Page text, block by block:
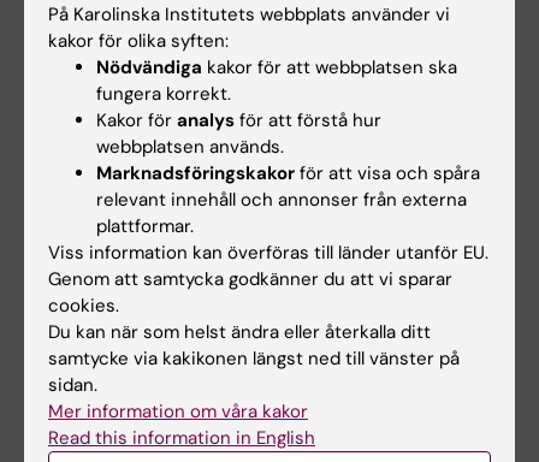
ARTICLE:EUROPEAN JOURNAL OF PAIN.
2002;6(5):375-385
Prevalence of pain in general practice
Hasselström J; Liu-Palmgren J; Rasjö-Wrååk G
Alla övriga publikationer
DOCTORAL THESIS:2020
Redesigning an emergency department for
interprofessional teamwork : a longitudinal
evaluation of the impact on patient flow and
team behaviour
Liu J
På Karolinska Institutets webbplats använder vi
kakor för olika syften:
Nödvändiga kakor för att webbplatsen ska
fungera korrekt.
Kakor för analys för att förstå hur
webbplatsen används.
Marknadsföringskakor för att visa och spåra
relevant innehåll och annonser från externa
plattformar.
Viss information kan överföras till länder utanför EU.
Genom att samtycka godkänner du att vi sparar
cookies.
Du kan när som helst ändra eller återkalla ditt
samtycke via kakikonen längst ned till vänster på
sidan.
Mer information om våra kakor
Read this information in English